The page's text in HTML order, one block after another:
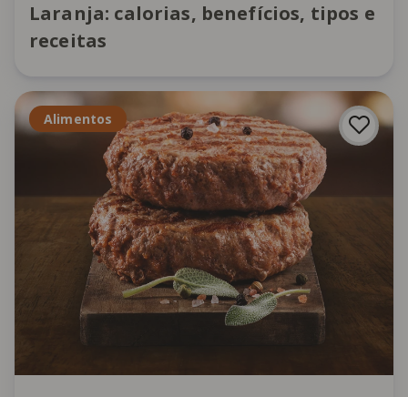
Laranja: calorias, benefícios, tipos e
receitas
Alimentos